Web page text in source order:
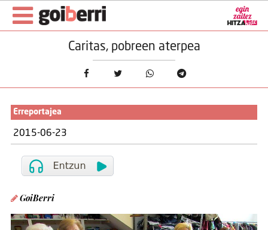
Caritas, pobreen aterpea
Erreportajea
2015-06-23
GoiBerri